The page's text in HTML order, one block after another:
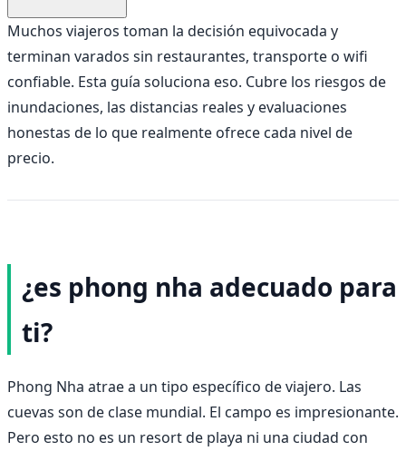
Muchos viajeros toman la decisión equivocada y
terminan varados sin restaurantes, transporte o wifi
confiable. Esta guía soluciona eso. Cubre los riesgos de
inundaciones, las distancias reales y evaluaciones
honestas de lo que realmente ofrece cada nivel de
precio.
¿es phong nha adecuado para
ti?
Phong Nha atrae a un tipo específico de viajero. Las
cuevas son de clase mundial. El campo es impresionante.
Pero esto no es un resort de playa ni una ciudad con